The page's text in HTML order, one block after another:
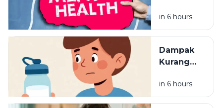
Stres
dalam
Sehari-
hari
in 6 hours
Dampak
Kurang
bagi
Kesehatan
in 6 hours